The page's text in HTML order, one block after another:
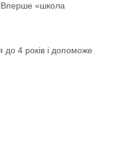
Вперше «школа
до 4 років і допоможе